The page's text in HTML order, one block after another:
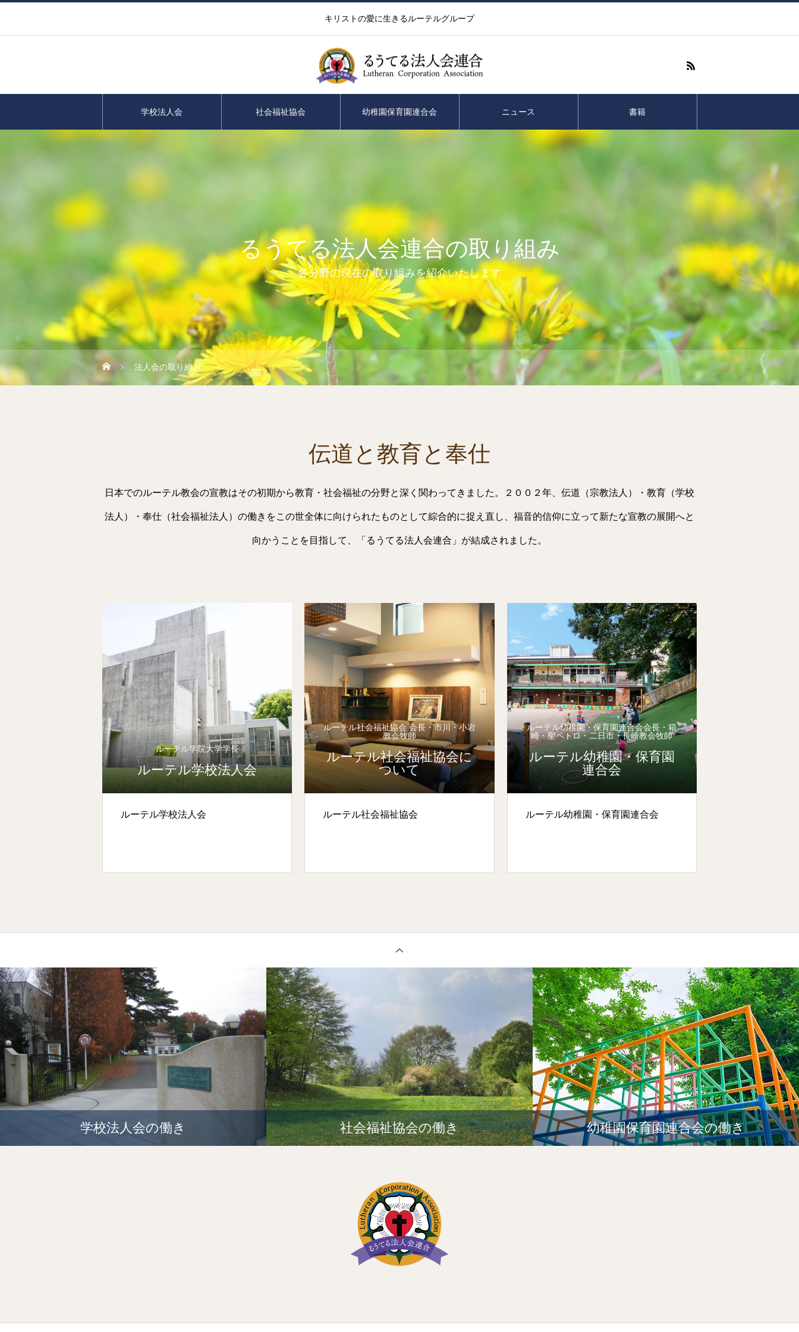
キリストの愛に生きるルーテルグループ
学校法人会 社会福祉協会 幼稚園保育園連合会 ニュース 書籍
るうてる法人会連合の取り組み
各分野の現在の取り組みを紹介いたします
法人会の取り組み
伝道と教育と奉仕
日本でのルーテル教会の宣教はその初期から教育・社会福祉の分野と深く関わってきました。２００２年、伝道（宗教法人）・教育（学校
法人）・奉仕（社会福祉法人）の働きをこの世全体に向けられたものとして綜合的に捉え直し、福音的信仰に立って新たな宣教の展開へと
向かうことを目指して、「るうてる法人会連合」が結成されました。
ルーテル学院大学学長
ルーテル学校法人会
ルーテル学校法人会
ルーテル社会福祉協会 会長・市川・小岩
教会牧師
ルーテル社会福祉協会に
ついて
ルーテル社会福祉協会
ルーテル幼稚園・保育園連合会会長・箱
崎・聖ペトロ・二日市・長崎教会牧師
ルーテル幼稚園・保育園
連合会
ルーテル幼稚園・保育園連合会
学校法人会の働き 社会福祉協会の働き 幼稚園保育園連合会の働き